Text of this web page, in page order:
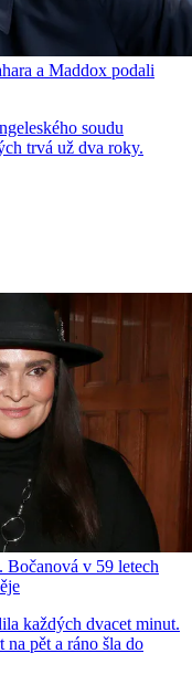
a Maddox podali
soudu
trvá už dva roky.
Bočanová v 59 letech
každých dvacet minut.
pět a ráno šla do